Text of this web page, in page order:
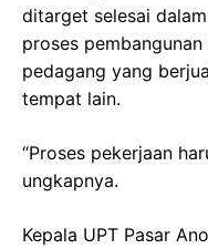
ditarget selesai
proses
pedagang yang
tempat lain.
“Proses pekerjaan
ungkapnya.
Kepala UPT Pasar